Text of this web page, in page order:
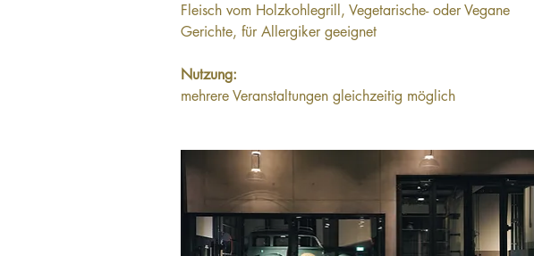
Fleisch vom Holzkohlegrill, Vegetarische- oder Vegane
Gerichte, für Allergiker geeignet
Nutzung:
mehrere Veranstaltungen gleichzeitig möglich